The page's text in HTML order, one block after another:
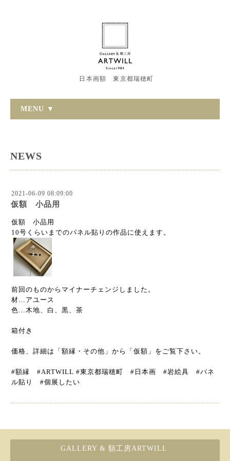
日本画額 東京都瑞穂町
MENU ▼
NEWS
2021-06-09 08:09:00
仮額 小品用
仮額 小品用
10号くらいまでのパネル貼りの作品に使えます。
前回のものからマイナーチェンジしました。
材…アユース
色…木地、白、黒、茶
箱付き
価格、詳細は「額縁・その他」から「仮額」をご覧下さい。
#額縁 #ARTWILL #東京都瑞穂町 #日本画 #岩絵具 #パネ
ル貼り #個展したい
GALLERY & 額工房ARTWILL